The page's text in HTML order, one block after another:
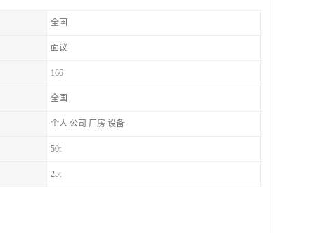
全国
面议
166
全国
个人 公司 厂房 设备
50t
25t